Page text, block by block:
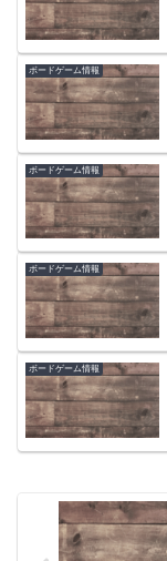
ボードゲーム情報
ボードゲーム情報
ボードゲーム情報
ボードゲーム情報